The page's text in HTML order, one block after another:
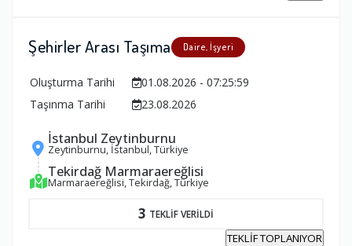
Şehirler Arası Taşıma Daire, İşyeri
Oluşturma Tarihi
01.08.2026 - 07:25:59
Taşınma Tarihi
23.08.2026
İstanbul Zeytinburnu
Zeytinburnu, İstanbul, Türkiye
Tekirdağ Marmaraereğlisi
Marmaraereğlisi, Tekirdağ, Türkiye
3 TEKLİF VERİLDİ
TEKLİF TOPLANIYOR